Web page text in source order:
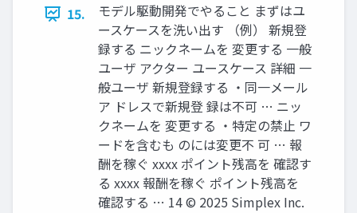
15.
モデル駆動開発でやること まずはユ
ースケースを洗い出す （例） 新規登
録する ニックネームを 変更する 一般
ユーザ アクター ユースケース 詳細 一
般ユーザ 新規登録する ・同一メール
ア ドレスで新規登 録は不可 … ニッ
クネームを 変更する ・特定の禁止 ワ
ードを含むも のには変更不 可 … 報
酬を稼ぐ xxxx ポイント残高を 確認す
る xxxx 報酬を稼ぐ ポイント残高を
確認する … 14 © 2025 Simplex Inc.